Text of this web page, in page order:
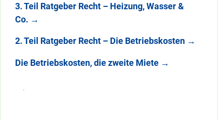
3. Teil Ratgeber Recht – Heizung, Wasser &
Co. →
2. Teil Ratgeber Recht – Die Betriebskosten →
Die Betriebskosten, die zweite Miete →